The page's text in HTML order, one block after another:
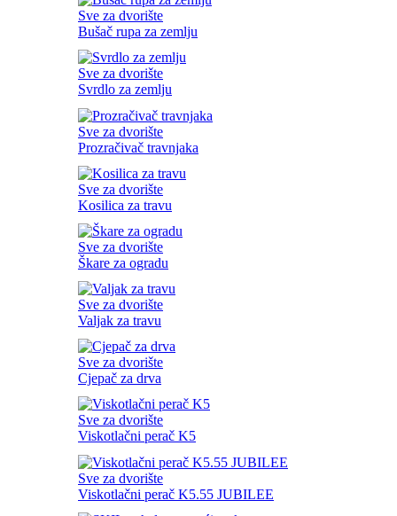
Sve za dvorište
Bušač rupa za zemlju
Sve za dvorište
Svrdlo za zemlju
Sve za dvorište
Prozračivač travnjaka
Sve za dvorište
Kosilica za travu
Sve za dvorište
Škare za ogradu
Sve za dvorište
Valjak za travu
Sve za dvorište
Cjepač za drva
Sve za dvorište
Viskotlačni perač K5
Sve za dvorište
Viskotlačni perač K5.55 JUBILEE